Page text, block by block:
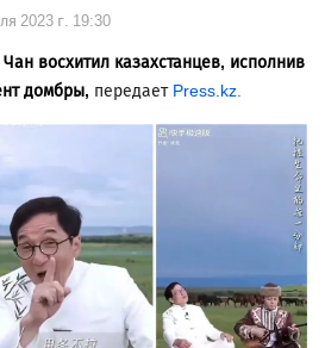
2023 г. 19:30
восхитил казахстанцев, исполнив
домбры, передает Press.kz.